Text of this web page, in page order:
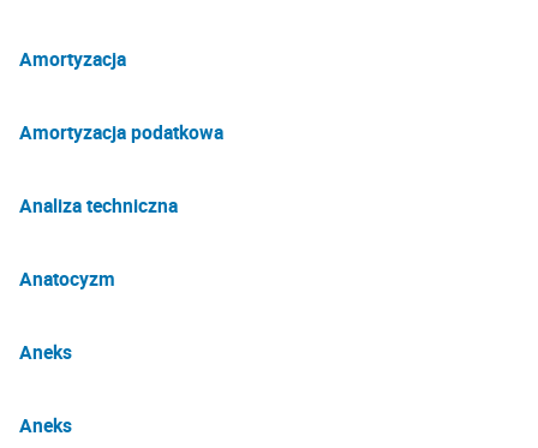
Amortyzacja
Amortyzacja podatkowa
Analiza techniczna
Anatocyzm
Aneks
Aneks